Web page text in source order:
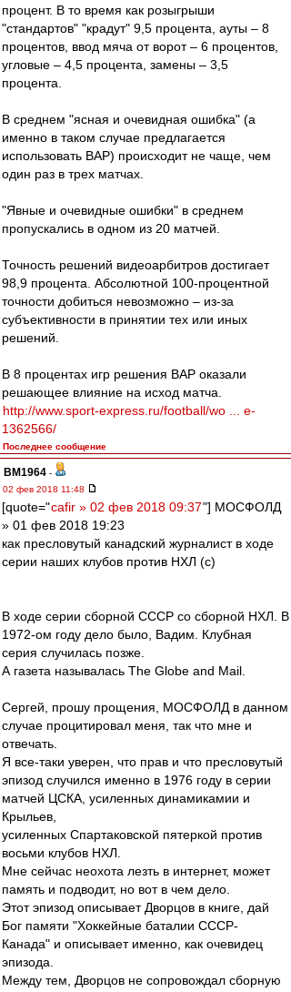
процент. В то время как розыгрыши
"стандартов" "крадут" 9,5 процента, ауты – 8
процентов, ввод мяча от ворот – 6 процентов,
угловые – 4,5 процента, замены – 3,5
процента.
В среднем "ясная и очевидная ошибка" (а
именно в таком случае предлагается
использовать ВАР) происходит не чаще, чем
один раз в трех матчах.
"Явные и очевидные ошибки" в среднем
пропускались в одном из 20 матчей.
Точность решений видеоарбитров достигает
98,9 процента. Абсолютной 100-процентной
точности добиться невозможно – из-за
субъективности в принятии тех или иных
решений.
В 8 процентах игр решения ВАР оказали
решающее влияние на исход матча.
http://www.sport-express.ru/football/wo ... e-
1362566/
Последнее сообщение
BM1964 -
02 фев 2018 11:48
[quote="cafir » 02 фев 2018 09:37"] МОСФОЛД
» 01 фев 2018 19:23
как пресловутый канадский журналист в ходе
серии наших клубов против НХЛ (с)
В ходе серии сборной СССР со сборной НХЛ. В
1972-ом году дело было, Вадим. Клубная
серия случилась позже.
А газета называлась The Globe and Mail.
Сергей, прошу прощения, МОСФОЛД в данном
случае процитировал меня, так что мне и
отвечать.
Я все-таки уверен, что прав и что пресловутый
эпизод случился именно в 1976 году в серии
матчей ЦСКА, усиленных динамикамии и
Крыльев,
усиленных Спартаковской пятеркой против
восьми клубов НХЛ.
Мне сейчас неохота лезть в интернет, может
память и подводит, но вот в чем дело.
Этот эпизод описывает Дворцов в книге, дай
Бог памяти "Хоккейные баталии СССР-
Канада" и описывает именно, как очевидец
эпизода.
Между тем, Дворцов не сопровождал сборную